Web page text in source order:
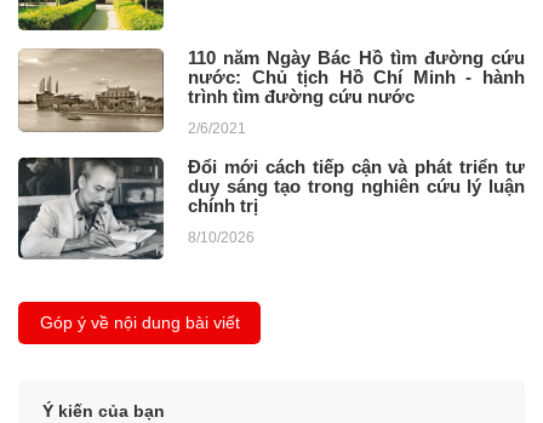
110 năm Ngày Bác Hồ tìm đường cứu
nước: Chủ tịch Hồ Chí Minh - hành
trình tìm đường cứu nước
2/6/2021
Đổi mới cách tiếp cận và phát triển tư
duy sáng tạo trong nghiên cứu lý luận
chính trị
8/10/2026
Góp ý về nội dung bài viết
Ý kiến của bạn